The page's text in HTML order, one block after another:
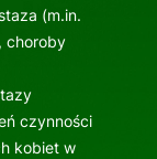
(m.in.
choroby
czynności
kobiet w